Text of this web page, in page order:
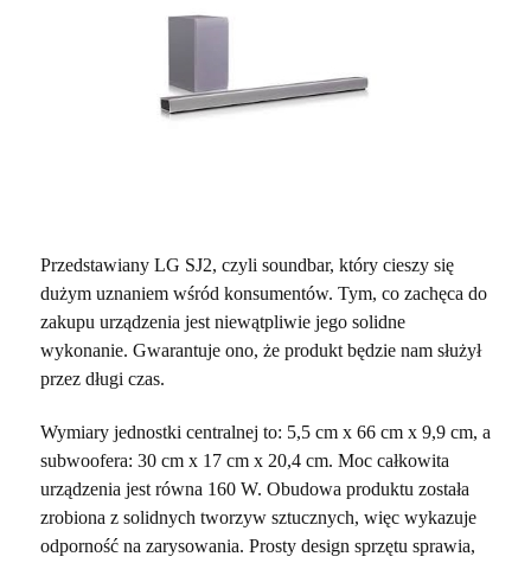
Przedstawiany LG SJ2, czyli soundbar, który cieszy się
dużym uznaniem wśród konsumentów. Tym, co zachęca do
zakupu urządzenia jest niewątpliwie jego solidne
wykonanie. Gwarantuje ono, że produkt będzie nam służył
przez długi czas.
Wymiary jednostki centralnej to: 5,5 cm x 66 cm x 9,9 cm, a
subwoofera: 30 cm x 17 cm x 20,4 cm. Moc całkowita
urządzenia jest równa 160 W. Obudowa produktu została
zrobiona z solidnych tworzyw sztucznych, więc wykazuje
odporność na zarysowania. Prosty design sprzętu sprawia,